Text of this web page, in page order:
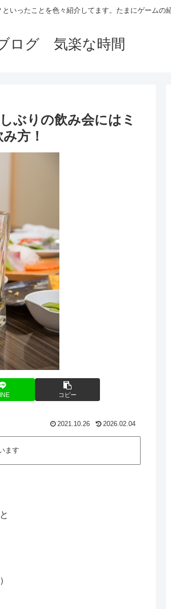
いったことを色々紹介してます。たまにゲームの
ログ 気楽な時間
ぶりの飲み会にはミ
方！
コピー
2021.10.26 2026.02.04
ます